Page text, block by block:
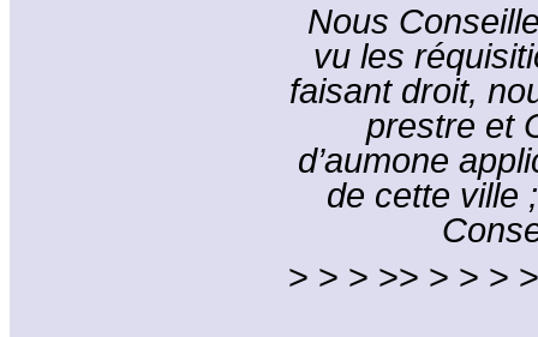
Nous
vu les
faisant droit,
prestre et
d’aumone
de cette ville
> > > >> > > >